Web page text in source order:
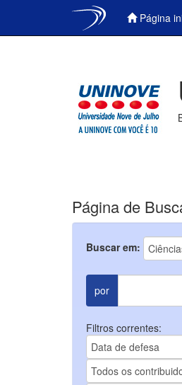
Página
Página de
Buscar em:
por
Filtros correntes: